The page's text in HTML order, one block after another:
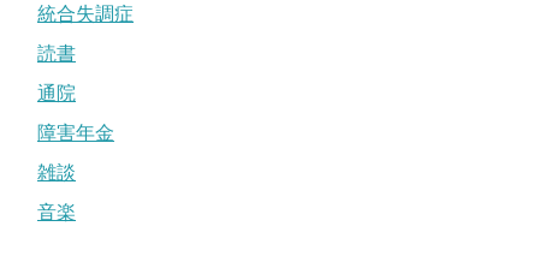
統合失調症
読書
通院
障害年金
雑談
音楽